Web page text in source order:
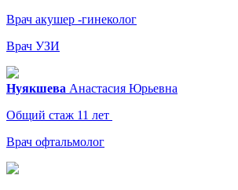
Врач акушер -гинеколог
Врач УЗИ
Нуякшева Анастасия Юрьевна
Общий стаж 11 лет
Врач офтальмолог